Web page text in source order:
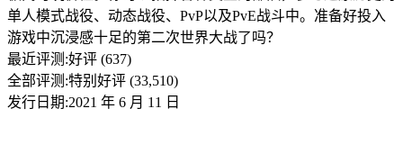
单人模式战役、动态战役、PvP以及PvE战斗中。准备好投入
游戏中沉浸感十足的第二次世界大战了吗？
最近评测:好评 (637)
全部评测:特别好评 (33,510)
发行日期:2021 年 6 月 11 日